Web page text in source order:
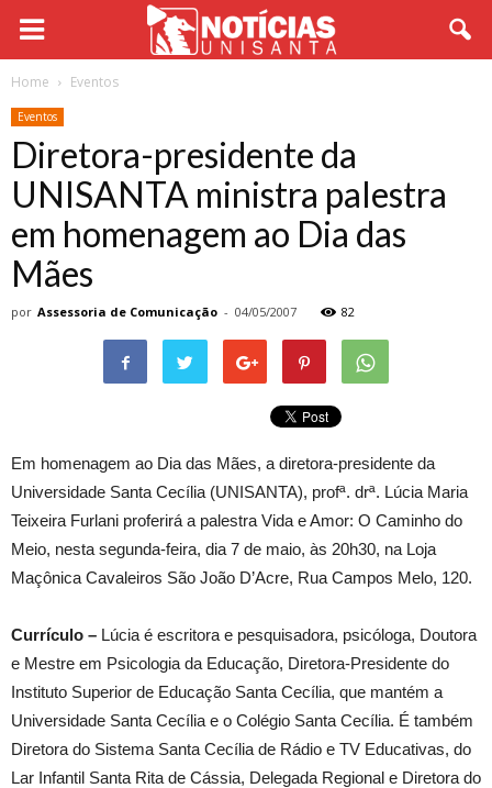
Home Eventos
Eventos
Diretora-presidente da
UNISANTA ministra palestra
em homenagem ao Dia das
Mães
por Assessoria de Comunicação - 04/05/2007 82
Em homenagem ao Dia das Mães, a diretora-presidente da
Universidade Santa Cecília (UNISANTA), profª. drª. Lúcia Maria
Teixeira Furlani proferirá a palestra Vida e Amor: O Caminho do
Meio, nesta segunda-feira, dia 7 de maio, às 20h30, na Loja
Maçônica Cavaleiros São João D’Acre, Rua Campos Melo, 120.
Currículo – Lúcia é escritora e pesquisadora, psicóloga, Doutora
e Mestre em Psicologia da Educação, Diretora-Presidente do
Instituto Superior de Educação Santa Cecília, que mantém a
Universidade Santa Cecília e o Colégio Santa Cecília. É também
Diretora do Sistema Santa Cecília de Rádio e TV Educativas, do
Lar Infantil Santa Rita de Cássia, Delegada Regional e Diretora do